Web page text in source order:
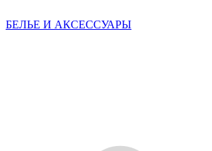
БЕЛЬЕ И АКСЕССУАРЫ